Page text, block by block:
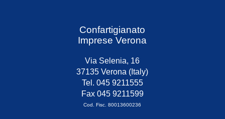
Confartigianato
Imprese Verona
Via Selenia, 16
37135 Verona (Italy)
Tel. 045 9211555
Fax 045 9211599
Cod. Fisc. 80013600236